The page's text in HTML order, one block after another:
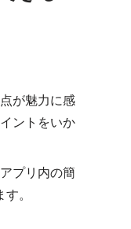
が魅力に感
ントをいか
プリ内の簡
。